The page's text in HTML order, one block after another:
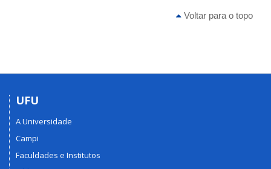
Voltar para o topo
UFU
A Universidade
Campi
Faculdades e Institutos